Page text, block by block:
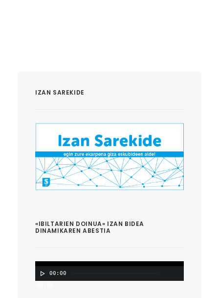
IZAN SAREKIDE
«IBILTARIEN DOINUA» IZAN BIDEA
DINAMIKAREN ABESTIA
00:00